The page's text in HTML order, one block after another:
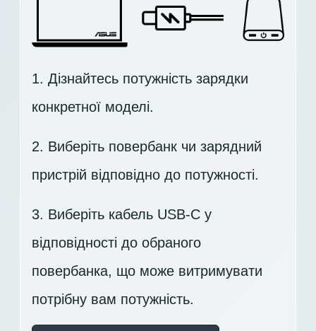
1. Дізнайтесь потужність зарядки
конкретної моделі.
2. Виберіть повербанк чи зарядний
пристрій відповідно до потужності.
3. Виберіть кабель USB-C у
відповідності до обраного
повербанка, що може витримувати
потрібну вам потужність.